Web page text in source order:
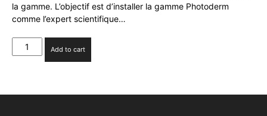
la gamme. L’objectif est d’installer la gamme Photoderm
comme l’expert scientifique…
Change
accompagne
sa
Add to cart